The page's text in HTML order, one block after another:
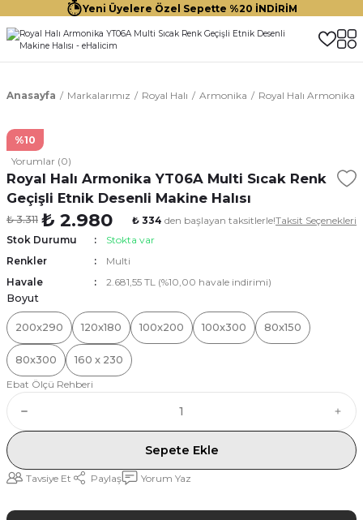
Yeni Üyelere Özel Sepette %20 İNDİRİM
Anasayfa Markalarımız Royal Halı Armonika Royal Halı Armonika
%10
Yorumlar (0)
Royal Halı Armonika YT06A Multi Sıcak Renk
Geçişli Etnik Desenli Makine Halısı
₺ 3.311 ₺ 2.980 ₺ 334 den başlayan taksitlerle!Taksit Seçenekleri
Stok Durumu
Stokta var
Renkler
Multi
Havale
2.681,55 TL (%10,00 havale indirimi)
Boyut
200x290 120x180 100x200 100x300 80x150
80x300
160 x 230
Ebat Ölçü Rehberi
Sepete Ekle
Tavsiye Et Paylaş Yorum Yaz